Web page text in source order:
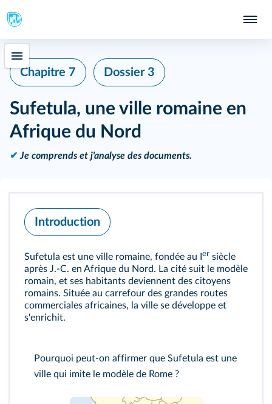
Chapitre 7 Dossier 3
Sufetula, une ville romaine en
Afrique du Nord
✔ Je comprends et j'analyse des documents.
Introduction
Sufetula est une ville romaine, fondée au I er siècle
après J.‑C. en Afrique du Nord. La cité suit le modèle
romain, et ses habitants deviennent des citoyens
romains. Située au carrefour des grandes routes
commerciales africaines, la ville se développe et
s'enrichit.
Pourquoi peut-on affirmer que Sufetula est une
ville qui imite le modèle de Rome ?